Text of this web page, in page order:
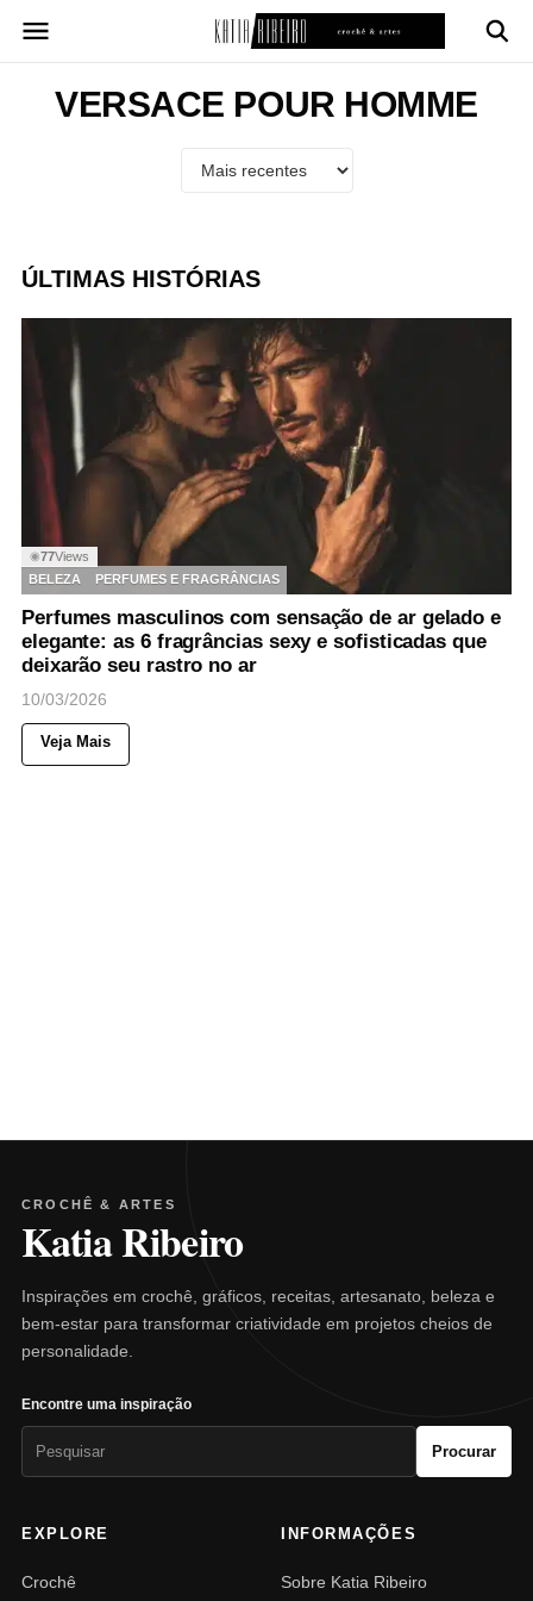
para
conteúdoVERSACE POUR HOMME
ÚLTIMAS HISTÓRIAS
◉77Views
BELEZA
PERFUMES E FRAGRÂNCIAS
Perfumes masculinos com sensação de ar gelado e
elegante: as 6 fragrâncias sexy e sofisticadas que
deixarão seu rastro no ar
10/03/2026
Veja Mais
CROCHÊ & ARTES
Katia Ribeiro
Inspirações em crochê, gráficos, receitas, artesanato, beleza e
bem-estar para transformar criatividade em projetos cheios de
personalidade.
Encontre uma inspiração
Procurar
EXPLORE
Crochê
INFORMAÇÕES
Sobre Katia Ribeiro